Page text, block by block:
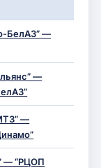
БелАЗ” —
—
—
— “РЦОП